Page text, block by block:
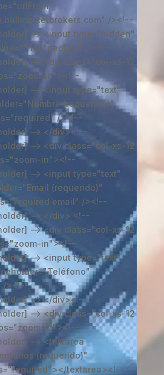
/><!--
--> <input type="hidden"
id="geoLoc" /><!--
--> <div class="col-xs-12
in"><!--
--> <input type="text"
(requerido)"
/><!--
--> </div><!--
--> <div class="col-xs-12
in"><!--
--> <input type="text"
(requerido)"
email" /><!--
--> </div> <!--
--> <div class="col-xs-12
in"><!--
--> <input type="text"
/><!--
--> </div><!--
--> <div class="col-xs-12
in"><!--
--> <textarea
(requerido)"
textarea><!--